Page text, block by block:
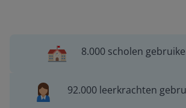
8.000 scholen
92.000 leerkrachten